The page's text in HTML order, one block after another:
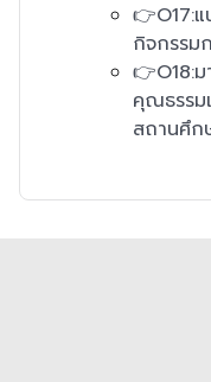
👉O17:
กิจกรรม
👉O18:ม
คุณธรรม
สถานศึก